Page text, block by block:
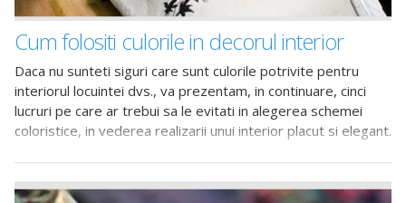
Cum folositi culorile in decorul interior
Daca nu sunteti siguri care sunt culorile potrivite pentru
interiorul locuintei dvs., va prezentam, in continuare, cinci
lucruri pe care ar trebui sa le evitati in alegerea schemei
coloristice, in vederea realizarii unui interior placut si elegant.